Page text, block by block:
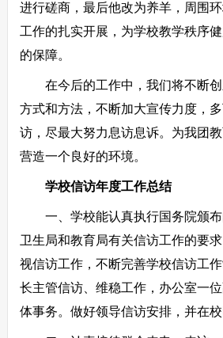
进行磋商，最后他改为养羊，周围
工作的扎实开展，为学校教学秩序
的保障。
在今后的工作中，我们将不断创
方式和方法，不断加大宣传力度，
访，尽最大努力息访息诉。为我团
营造一个良好的环境。
学校信访年度工作总结
一、学校能认真执行国务院颁布
卫生局和教育局有关信访工作的要
视信访工作，不断完善学校信访工
长主管信访、维稳工作，办公室一
体事务。做好领导信访安排，并在校